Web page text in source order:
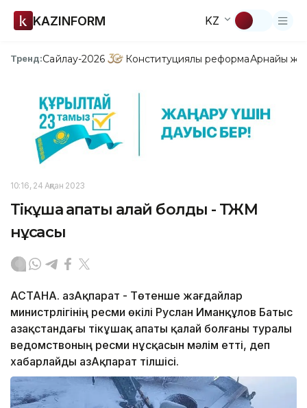
KAZINFORM KZ
Тренд:Сайлау-2026 Конституциялық реформаАрнайы
10:16, 24 Ақпан 2023
Тікұшақ апаты қалай болды - ТЖМ
нұсқасы
АСТАНА. ҚазАқпарат - Төтенше жағдайлар
министрлігінің ресми өкілі Руслан Иманқұлов Батыс
Қазақстандағы тікұшақ апаты қалай болғаны туралы
ведомствоның ресми нұсқасын мәлім етті, деп
хабарлайды ҚазАқпарат тілшісі.